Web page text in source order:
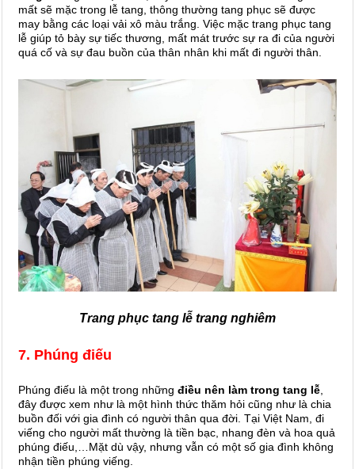
mất sẽ mặc trong lễ tang, thông thường tang phục sẽ được
may bằng các loại vải xô màu trắng. Việc mặc trang phục tang
lễ giúp tỏ bày sự tiếc thương, mất mát trước sự ra đi của người
quá cố và sự đau buồn của thân nhân khi mất đi người thân.
Trang phục tang lễ trang nghiêm
7. Phúng điếu
Phúng điếu là một trong những điều nên làm trong tang lễ
đây được xem như là một hình thức thăm hỏi cũng như là chia
buồn đối với gia đình có người thân qua đời. Tại Việt Nam, đi
viếng cho người mất thường là tiền bạc, nhang đèn và hoa quả
phúng điếu,…Mặt dù vậy, nhưng vẫn có một số gia đình không
nhận tiền phúng viếng.